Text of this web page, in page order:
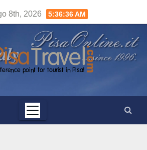
8th, 2026 5:36:37 AM